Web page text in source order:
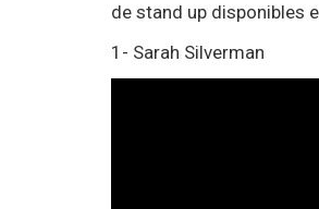
de stand up disponibles
1- Sarah Silverman